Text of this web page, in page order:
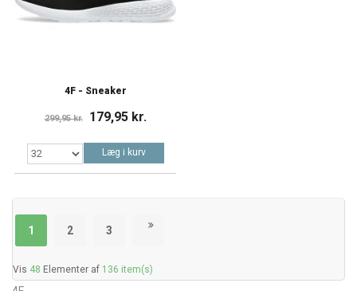
4F - Sneaker
299,95 kr. 179,95 kr.
Læg i kurv
1 2 3
Vis 48 Elementer af 136 item(s)